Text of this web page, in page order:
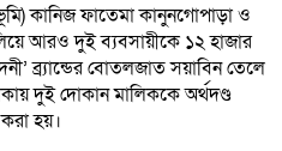
কানিজ ফাতেমা কানুনগোপাড়া ও
আরও দুই ব্যবসায়ীকে ১২ হাজার
ব্র্যান্ডের বোতলজাত সয়াবিন তেলে
দুই দোকান মালিককে অর্থদণ্ড
হয়।